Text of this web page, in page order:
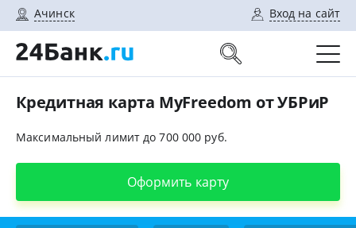
Ачинск Вход на сайт
Кредитная карта MyFreedom от УБРиР
Максимальный лимит до 700 000 руб.
Оформить карту